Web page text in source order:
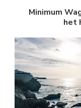
Minimum
het